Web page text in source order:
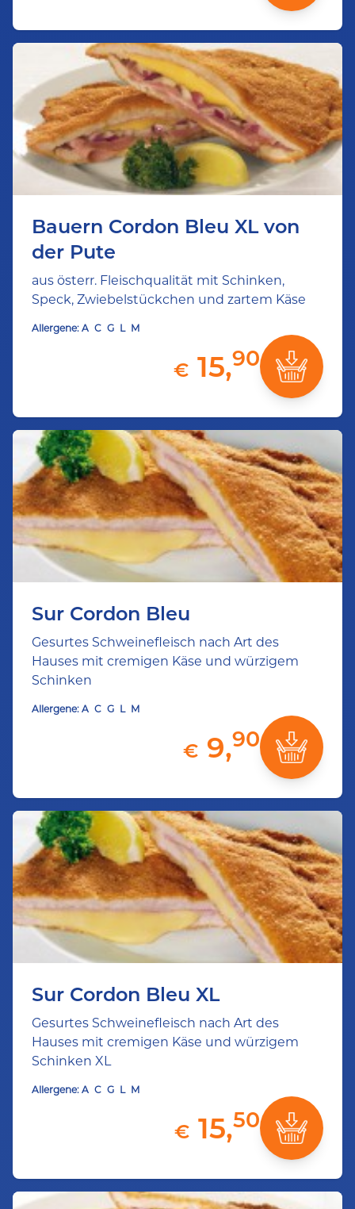
Bauern Cordon Bleu XL von
der Pute
aus österr. Fleischqualität mit Schinken,
Speck, Zwiebelstückchen und zartem Käse
Allergene: A C G L M
€ 15,90
Sur Cordon Bleu
Gesurtes Schweinefleisch nach Art des
Hauses mit cremigen Käse und würzigem
Schinken
Allergene: A C G L M
€ 9,90
Sur Cordon Bleu XL
Gesurtes Schweinefleisch nach Art des
Hauses mit cremigen Käse und würzigem
Schinken XL
Allergene: A C G L M
€ 15,50